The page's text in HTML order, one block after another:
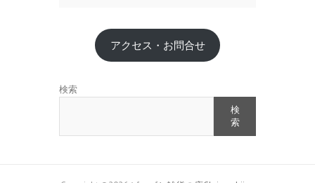
アクセス・お問合せ
検索
検
索